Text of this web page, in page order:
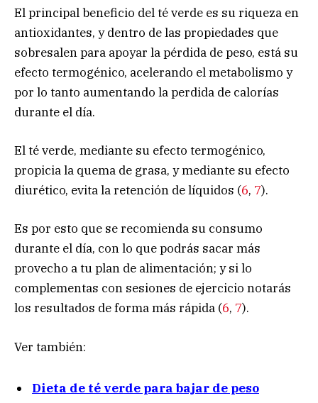
El principal beneficio del té verde es su riqueza en
antioxidantes, y dentro de las propiedades que
sobresalen para apoyar la pérdida de peso, está su
efecto termogénico, acelerando el metabolismo y
por lo tanto aumentando la perdida de calorías
durante el día.
El té verde, mediante su efecto termogénico,
propicia la quema de grasa, y mediante su efecto
diurético, evita la retención de líquidos (6, 7).
Es por esto que se recomienda su consumo
durante el día, con lo que podrás sacar más
provecho a tu plan de alimentación; y si lo
complementas con sesiones de ejercicio notarás
los resultados de forma más rápida (6, 7).
Ver también:
Dieta de té verde para bajar de peso